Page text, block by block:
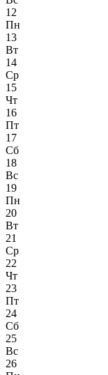
12
Пн
13
Вт
14
Ср
15
Чт
16
Пт
17
Сб
18
Вс
19
Пн
20
Вт
21
Ср
22
Чт
23
Пт
24
Сб
25
Вс
26